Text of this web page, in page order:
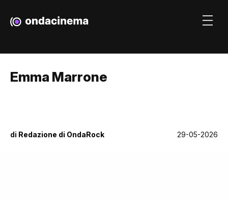
Emma Marrone
di Redazione di OndaRock 29-05-2026